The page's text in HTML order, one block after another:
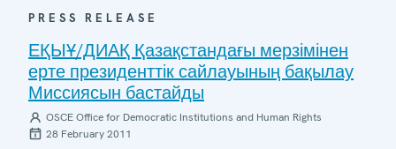
PRESS RELEASE
ЕҚЫҰ/ДИАҚ Қазақстандағы мерзімінен
ерте президенттік сайлауының бақылау
Миссиясын бастайды
OSCE Office for Democratic Institutions and Human Rights
28 February 2011